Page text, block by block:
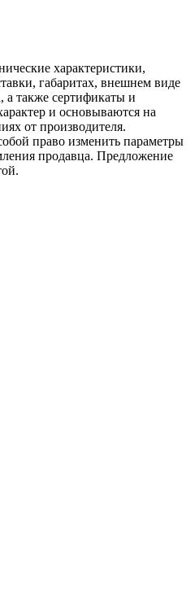
характеристики,
габаритах, внешнем виде
а также сертификаты и
и основываются на
от производителя.
право изменить параметры
продавца. Предложение